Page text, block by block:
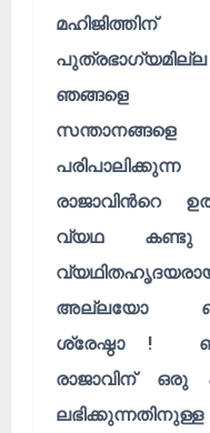
മഹിജിത്തിന്
ഞങ്ങളെ
പരിപാലിക്കുന്ന
രാജാവിൻറെ
വ്യഥ കണ്ടു
അല്ലയോ
ശ്രേഷ്ഠാ !
രാജാവിന് ഒരു